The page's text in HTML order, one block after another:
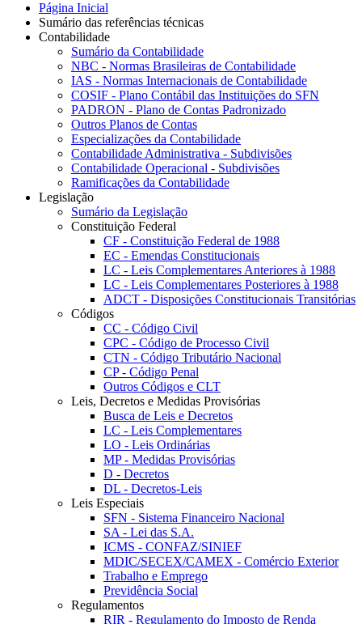
Página Inicial
Sumário das referências técnicas
Contabilidade
Sumário da Contabilidade
NBC - Normas Brasileiras de Contabilidade
IAS - Normas Internacionais de Contabilidade
COSIF - Plano Contábil das Instituições do SFN
PADRON - Plano de Contas Padronizado
Outros Planos de Contas
Especializações da Contabilidade
Contabilidade Administrativa - Subdivisões
Contabilidade Operacional - Subdivisões
Ramificações da Contabilidade
Legislação
Sumário da Legislação
Constituição Federal
CF - Constituição Federal de 1988
EC - Emendas Constitucionais
LC - Leis Complementares Anteriores à 1988
LC - Leis Complementares Posteriores à 1988
ADCT - Disposições Constitucionais Transitórias
Códigos
CC - Código Civil
CPC - Código de Processo Civil
CTN - Código Tributário Nacional
CP - Código Penal
Outros Códigos e CLT
Leis, Decretos e Medidas Provisórias
Busca de Leis e Decretos
LC - Leis Complementares
LO - Leis Ordinárias
MP - Medidas Provisórias
D - Decretos
DL - Decretos-Leis
Leis Especiais
SFN - Sistema Financeiro Nacional
SA - Lei das S.A.
ICMS - CONFAZ/SINIEF
MDIC/SECEX/CAMEX - Comércio Exterior
Trabalho e Emprego
Previdência Social
Regulamentos
RIR - Regulamento do Imposto de Renda